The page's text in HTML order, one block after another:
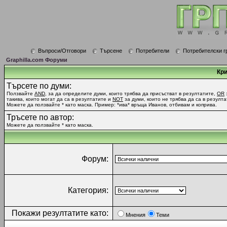
Въпроси/Отговори Търсене Потребители
Потребителски
Graphilla.com Форуми
Търсете по думи:
Ползвайте AND , за да определите думи, които трябва да присъстват в резултатите, OR
такива, които могат да са в резултатите и NOT за думи, които не трябва да са в
Можете да ползвайте * като маска. Пример: *ива* връща Иванов, отбивам и коприва.
Тръсете по автор:
Можете да ползвайте * като маска.
Форум:
Категория:
Покажи резултатите като: Мнения Теми